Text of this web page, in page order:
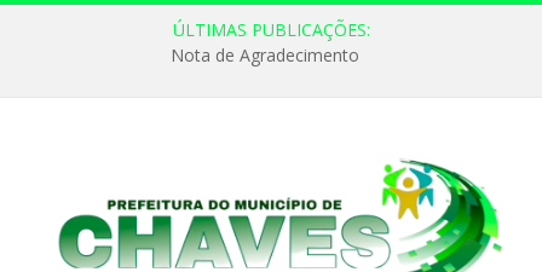
ÚLTIMAS PUBLICAÇÕES:
Nota de Agradecimento